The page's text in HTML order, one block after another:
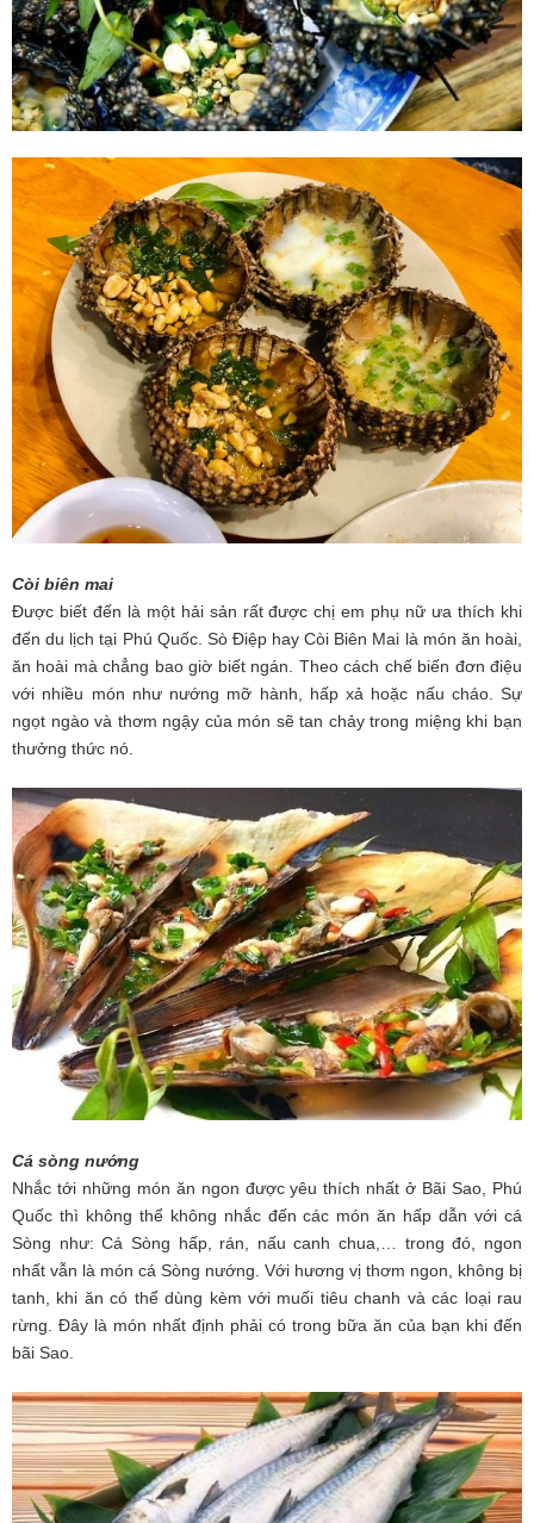
Còi biên mai
Được biết đến là một hải sản rất được chị em phụ nữ ưa thích khi
đến du lịch tại Phú Quốc. Sò Điệp hay Còi Biên Mai là món ăn hoài,
ăn hoài mà chẳng bao giờ biết ngán. Theo cách chế biến đơn điệu
với nhiều món như nướng mỡ hành, hấp xả hoặc nấu cháo. Sự
ngọt ngào và thơm ngậy của món sẽ tan chảy trong miệng khi bạn
thưởng thức nó.
Cá sòng nướng
Nhắc tới những món ăn ngon được yêu thích nhất ở Bãi Sao, Phú
Quốc thì không thể không nhắc đến các món ăn hấp dẫn với cá
Sòng như: Cá Sòng hấp, rán, nấu canh chua,… trong đó, ngon
nhất vẫn là món cá Sòng nướng. Với hương vị thơm ngon, không bị
tanh, khi ăn có thể dùng kèm với muối tiêu chanh và các loại rau
rừng. Đây là món nhất định phải có trong bữa ăn của bạn khi đến
bãi Sao.